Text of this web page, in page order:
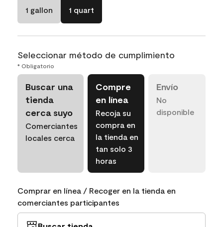
1 gallon 1 quart
Seleccionar método de cumplimiento
* Obligatorio
Buscar una
tienda
cerca suyo
Comerciantes
locales cerca
Compre
en línea
Recoja su
compra en
la tienda en
tan solo 3
horas
Envío
No
disponible
Comprar en línea / Recoger en la tienda en
comerciantes participantes